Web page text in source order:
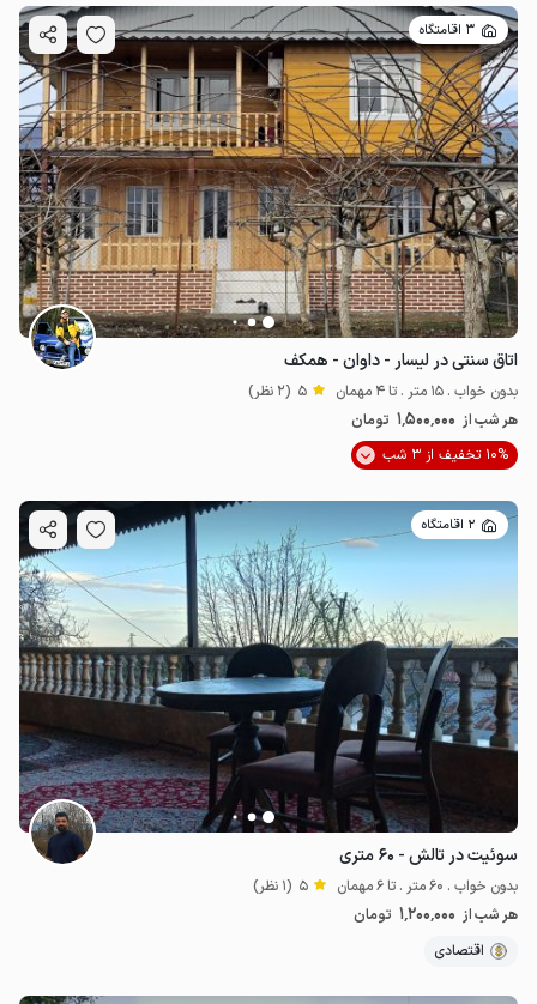
900٬000ت 4.9
3 اقامتگاه
اتاق سنتی در لیسار - داوان - همکف
بدون خواب . 15 متر . تا 4 مهمان 5 (2 نظر)
هر شب از 1٬500٬000 تومان
10% تخفیف از 3 شب
2 اقامتگاه
سوئیت در تالش - ۶۰ متری
بدون خواب . 60 متر . تا 6 مهمان 5 (1 نظر)
هر شب از 1٬200٬000 تومان
اقتصادی